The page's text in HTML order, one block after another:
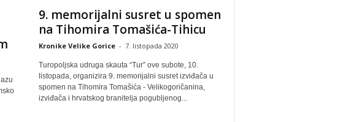
9. memorijalni susret u spomen
na Tihomira Tomašića-Tihicu
Kronike Velike Gorice - 7. listopada 2020
Turopoljska udruga skauta “Tur” ove subote, 10.
listopada, organizira 9. memorijalni susret izviđača u
spomen na Tihomira Tomašića - Velikogoričanina,
izviđača i hrvatskog branitelja pogubljenog...